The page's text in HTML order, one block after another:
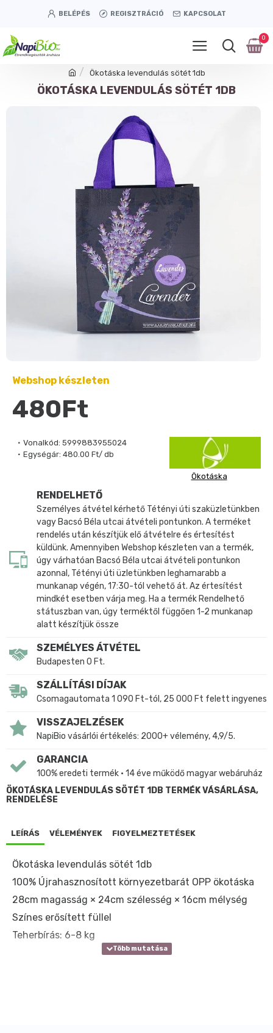
BELÉPÉS REGISZTRÁCIÓ KAPCSOLAT
0
Ökotáska levendulás sötét 1db
ÖKOTÁSKA LEVENDULÁS SÖTÉT 1DB
Vonalkód: 5999883955024
Egységár: 480.00 Ft/ db
Ökotáska
Webshop készleten
480Ft
RENDELHETŐ
Személyes átvétel kérhető Tétényi úti szaküzletünkben
vagy Bacsó Béla utcai átvételi pontunkon. A terméket
rendelés után készítjük elő átvételre és értesítést
küldünk. Amennyiben Webshop készleten van a termék,
úgy várhatóan Bacsó Béla utcai átvételi pontunkon
azonnal, Tétényi úti üzletünkben leghamarabb a
munkanap végén, 17:30-tól vehető át. Az értesítést
mindkét esetben várja meg. Ha a termék Rendelhető
státuszban van, úgy terméktől függően 1-2 munkanap
alatt készítjük össze
SZEMÉLYES ÁTVÉTEL
Budapesten 0 Ft.
SZÁLLÍTÁSI DÍJAK
Csomagautomata 1 090 Ft-tól, 25 000 Ft felett ingyenes
VISSZAJELZÉSEK
NapiBio vásárlói értékelés: 2000+ vélemény, 4,9/5.
GARANCIA
100% eredeti termék • 14 éve működő magyar webáruház
ÖKOTÁSKA LEVENDULÁS SÖTÉT 1DB TERMÉK VÁSÁRLÁSA,
RENDELÉSE
LEÍRÁS VÉLEMÉNYEK FIGYELMEZTETÉSEK
Ökotáska levendulás sötét 1db
100% Újrahasznosított környezetbarát OPP ökotáska
28cm magasság × 24cm szélesség × 16cm mélység
Színes erősített füllel
Teherbírás: 6-8 kg